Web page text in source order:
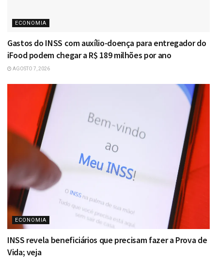
ECONOMIA
Gastos do INSS com auxílio-doença para entregador do
iFood podem chegar a R$ 189 milhões por ano
AGOSTO 7, 2026
ECONOMIA
INSS revela beneficiários que precisam fazer a Prova de
Vida; veja